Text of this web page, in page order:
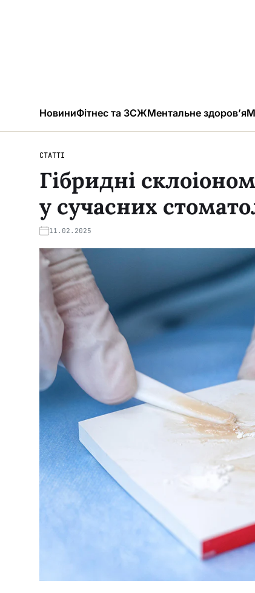
НовиниФітнес та ЗСЖМентальне здоров’я
СТАТТІ
Гібридні
у сучасних
11.02.2025